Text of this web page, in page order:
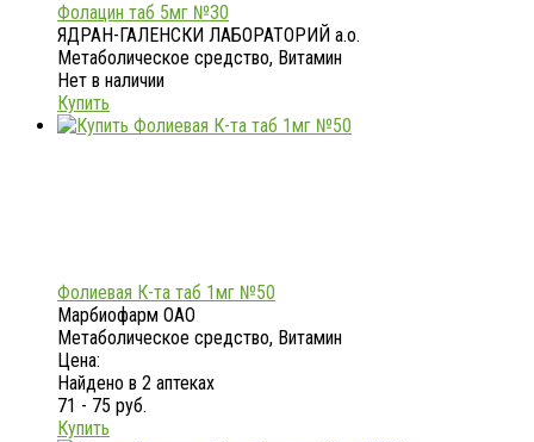
Фолацин таб 5мг №30
ЯДРАН-ГАЛЕНСКИ ЛАБОРАТОРИЙ а.о.
Метаболическое средство, Витамин
Нет в наличии
Купить
Фолиевая К-та таб 1мг №50
Марбиофарм ОАО
Метаболическое средство, Витамин
Цена:
Найдено в 2 аптеках
71 - 75 руб.
Купить